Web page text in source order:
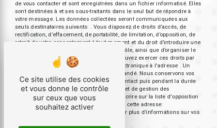
de vous contacter et sont enregistrées dans un fichier informatisé. Elles
sont destinées à et ses sous-traitants dans le seul but de répondre à
votre message. Les données collectées seront communiquées aux
seuls destinataires suivants: . Vous disposez de droits d’accès, de
rectification, d’effacement, de portabilité, de limitation, d’opposition, de
retrait de votre consentement à tout moment et du droit d’introduire une
réclamation auprès d’une autorité de contrôle, ainsi que d’organiser le
sort de vos données post-mortem. Vous pouvez exercer ces droits par
voie postale à l'adresse ou par courrier électronique à l'adresse . Un
justificatif d'identité pourra vous être demandé. Nous conservons vos
données pendant la période de prise de contact puis pendant la durée
de prescription légale aux fins probatoires et de gestion des
contentieux. Vous avez le droit de vous inscrire sur la liste d'opposition
au démarchage téléphonique, disponible à cette adresse:
. Consultez le site cnil.fr pour plus d’informations sur vos
Ce site utilise des cookies
et vous donne le contrôle
sur ceux que vous
souhaitez activer